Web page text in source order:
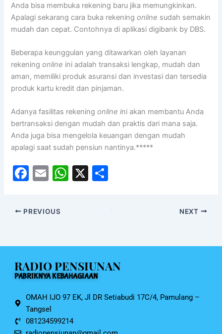
Anda bisa membuka rekening baru jika memungkinkan.
Apalagi sekarang cara buka rekeningonline sudah semakin
mudah dan cepat. Contohnya di aplikasi digibank by DBS.
Beberapa keunggulan yang ditawarkan oleh layanan
rekeningonline ini adalah transaksi lengkap, mudah dan
aman, memiliki produk asuransi dan investasi dan tersedia
produk kartu kredit dan pinjaman.
Adanya fasilitas rekeningonline ini akan membantu Anda
bertransaksi dengan mudah dan praktis dari mana saja.
Anda juga bisa mengelola keuangan dengan mudah
apalagi saat sudah pensiun nantinya.*****
F
c
e
o
o
k
E
ai
l
W
p
p
X
PREVIOUS NEXT
RADIO PENSIUNAN
PABRIKNYA KEBAHAGIAAN
OMAH IJO 97 EK, Jl DR Setiabudi 17C/4, Pamulang –
Tangsel
081234599214